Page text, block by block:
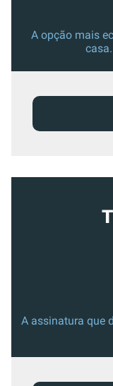
A opção mais
A assinatura que